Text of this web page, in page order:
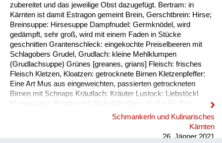
zubereitet und das jeweilige Obst dazugefügt. Bertram: in
Kärnten ist damit Estragon gemeint Brein, Gerschtbrein: Hirse;
Breinsuppe: Hirsesuppe Dampfnudel: Germknödel, wird
gedämpft, sehr groß, wird mit einem Faden in Stücke
geschnitten Grantenschleck: eingekochte Preiselbeeren mit
Schlagobers Grudel, Grudlach: kleine Mehlklumpen
(Grudlachsuppe) Grünes [greanes, grians] Fleisch: frisches
Fleisch Kletzen, Kloatzen: getrocknete Birnen Kletzenpfeffer:
Eine Art Mus aus eingeweichten, passierten getrockneten
Birnen mit Schnaps Kräutlach: Kräuter Lustock: Liebstöckl
Mohnwoaza: Reinling mit Mohnfülle Oale, pl. Oa: Ei, Eier
Oamilch: Vorläufer des Puddings, aus Eiern, Milch und Mehl
Piggalan: Weihnachtsgericht im Lavanttal, Mohnwoaza mit
einem Saft aus Dörrobst und Schnaps übergossen Plentn:
Schmankerln und Kulinarisches
Kärnten
26. Jänner 2021